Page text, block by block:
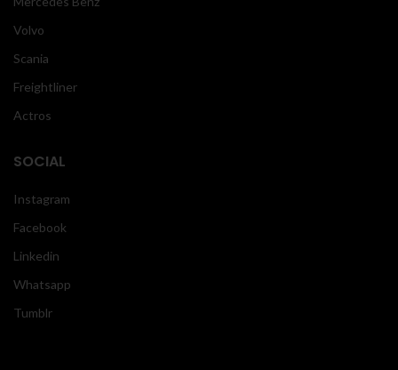
Volvo
Scania
Freightliner
Actros
SOCIAL
Instagram
Facebook
Linkedin
Whatsapp
Tumblr